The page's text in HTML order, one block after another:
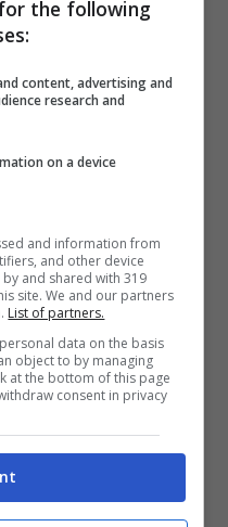
ci sono
le previsioni di
poco accurate,
E lo scenario
inquirenti della
che ieri ha
a perquisire
corso
svolte
the following
content, advertising and
research and
on a device
and information from
and other device
and shared with 319
site. We and our partners
List of partners.
data on the basis
object to by managing
at the bottom of this page
consent in privacy